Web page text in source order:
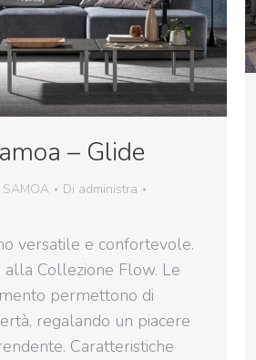
– Glide
SAMOA Di administra
versatile e confortevole.
Collezione Flow. Le
permettono di
regalando un piacere
Caratteristiche